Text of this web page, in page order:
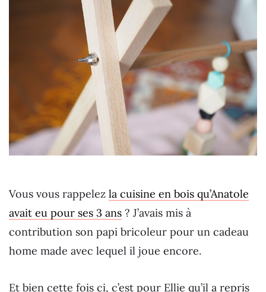
Vous vous rappelez la cuisine en bois qu’Anatole
avait eu pour ses 3 ans ? J’avais mis à
contribution son papi bricoleur pour un cadeau
home made avec lequel il joue encore.
Et bien cette fois ci, c’est pour Ellie qu’il a repris